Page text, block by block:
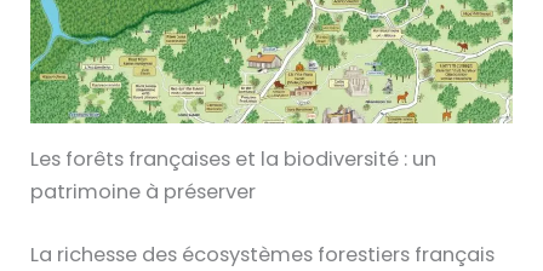
Les forêts françaises et la biodiversité : un
patrimoine à préserver
La richesse des écosystèmes forestiers français